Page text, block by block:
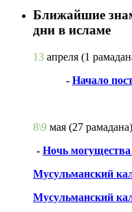
Ближайшие
дни в исламе
13 апреля (1
- Начало
8\9 мая (27 рамадана)
- Ночь
Мусульманский
Мусульманский